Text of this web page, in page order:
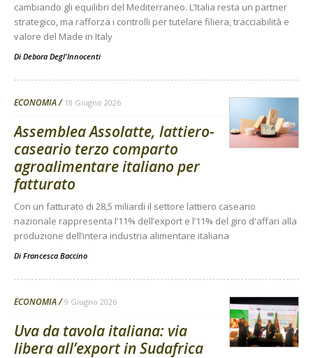
cambiando gli equilibri del Mediterraneo. L’Italia resta un partner
strategico, ma rafforza i controlli per tutelare filiera, tracciabilità e
valore del Made in Italy
Di Debora Degl'Innocenti
ECONOMIA 18 Giugno 2026
Assemblea Assolatte, lattiero-
caseario terzo comparto
agroalimentare italiano per
fatturato
Con un fatturato di 28,5 miliardi il settore lattiero caseario
nazionale rappresenta l’11% dell’export e l’11% del giro d'affari alla
produzione dell’intera industria alimentare italiana
Di Francesca Baccino
ECONOMIA 9 Giugno 2026
Uva da tavola italiana: via
libera all’export in Sudafrica